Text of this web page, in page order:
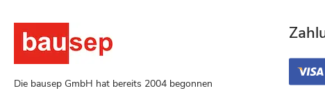
Die bausep GmbH hat bereits 2004 begonnen